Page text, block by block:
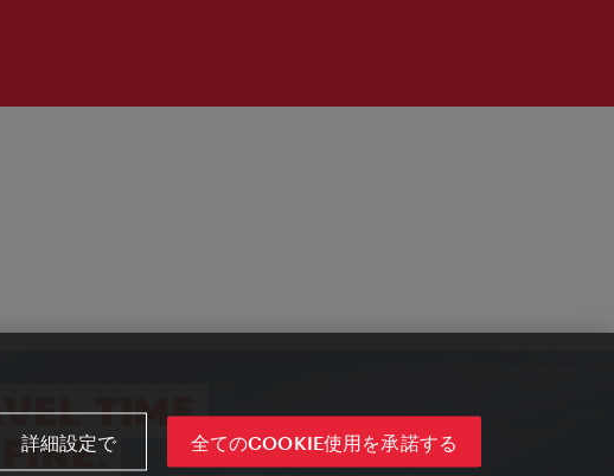
詳細設定で 全てのCOOKIE使用を承諾する